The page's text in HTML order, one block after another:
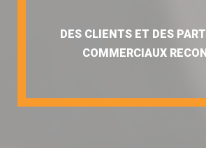
DES CLIENTS ET DES
COMMERCIAUX